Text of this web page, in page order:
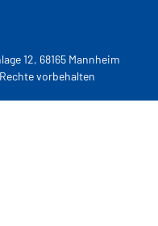
12, 68165 Mannheim
vorbehalten